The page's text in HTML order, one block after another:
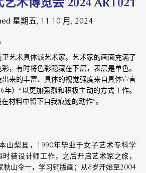
星期五, 11 10 月, 2024
卫艺术具体派艺术家。艺术家的画面充满了
，有时将色彩隐藏在下层，表层是单色。
来的丰富、具体的视觉强度来自具体宣言
年）“以更加强烈和积极主动的方式工作。
材料中留下自我痕迹的动作”。
山梨县，1990年毕业于女子艺术专科学
装设计师工作，之后开启艺术家之旅，
秋山令一，学习铜版画；从8岁开始至2004